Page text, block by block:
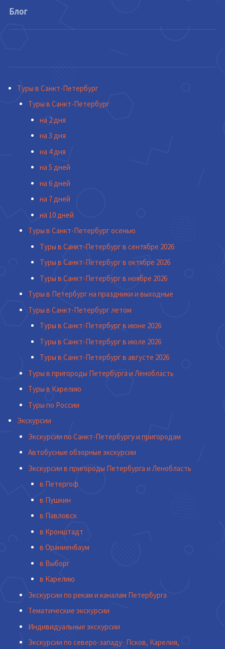
Блог
Туры в Санкт-Петербург
Туры в Санкт-Петербург
на 2 дня
на 3 дня
на 4 дня
на 5 дней
на 6 дней
на 7 дней
на 10 дней
Туры в Санкт-Петербург осенью
Туры в Санкт-Петербург в сентябре 2026
Туры в Санкт-Петербург в октябре 2026
Туры в Санкт-Петербург в ноябре 2026
Туры в Петербург на праздники и выходные
Туры в Санкт-Петербург летом
Туры в Санкт-Петербург в июне 2026
Туры в Санкт-Петербург в июле 2026
Туры в Санкт-Петербург в августе 2026
Туры в пригороды Петербурга и Ленобласть
Туры в Карелию
Туры по России
Экскурсии
Экскурсии по Санкт-Петербургу и пригородам
Автобусные обзорные экскурсии
Экскурсии в пригороды Петербурга и Ленобласть
в Петергоф
в Пушкин
в Павловск
в Кронштадт
в Ораниенбаум
в Выборг
в Карелию
Экскурсии по рекам и каналам Петербурга
Тематические экскурсии
Индивидуальные экскурсии
Экскурсии по северо-западу- Псков, Карелия,